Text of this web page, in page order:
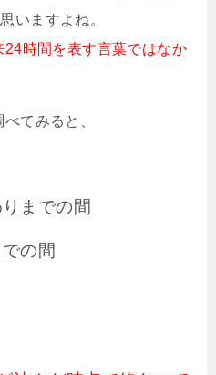
いますよね。
24時間を表す言葉ではなか
てみると、
までの間
の間